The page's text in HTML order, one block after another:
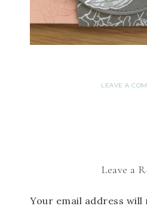
LEAVE A
Leave a
Your email address will